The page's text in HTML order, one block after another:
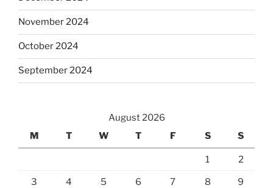
November 2024
October 2024
September 2024
August 2026
M
T W T F S S
1 2
3 4 5 6 7 8 9